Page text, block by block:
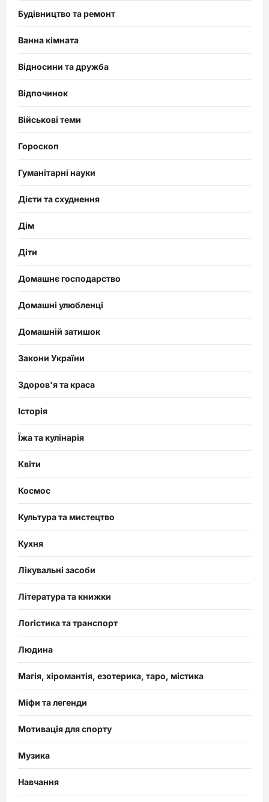
Будівництво та ремонт
Ванна кімната
Відносини та дружба
Відпочинок
Військові теми
Гороскоп
Гуманітарні науки
Дієти та схуднення
Дім
Діти
Домашнє господарство
Домашні улюбленці
Домашній затишок
Закони України
Здоров'я та краса
Історія
Їжа та кулінарія
Квіти
Космос
Культура та мистецтво
Кухня
Лікувальні засоби
Література та книжки
Логістика та транспорт
Людина
Магія, хіромантія, езотерика, таро, містика
Міфи та легенди
Мотивація для спорту
Музика
Навчання